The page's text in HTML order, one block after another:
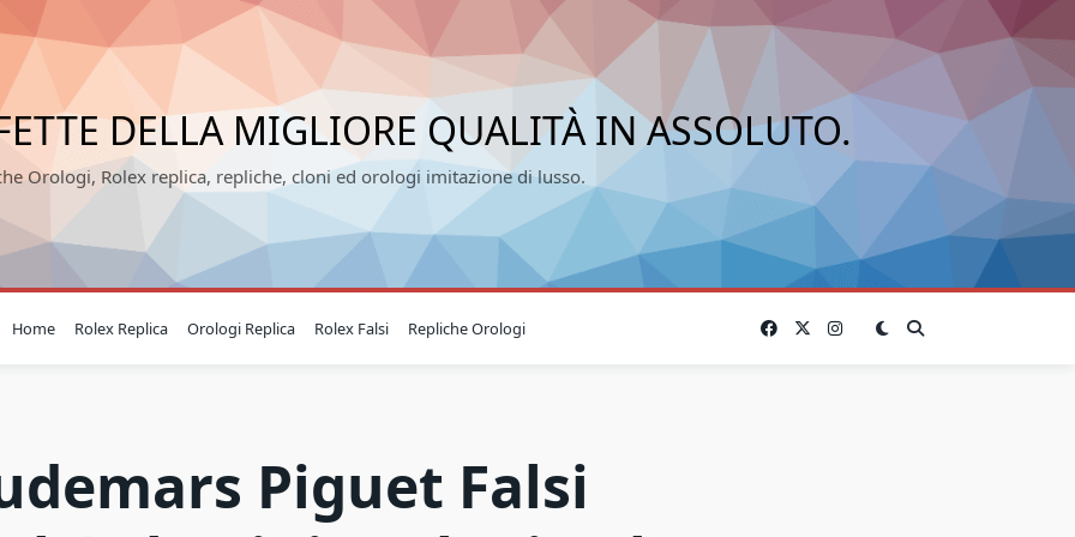
DELLA MIGLIORE QUALITÀ IN ASSOLUTO.
Orologi, Rolex replica, repliche, cloni ed orologi imitazione di lusso.
Home Rolex Replica Orologi Replica Rolex Falsi Repliche Orologi
Piguet Falsi